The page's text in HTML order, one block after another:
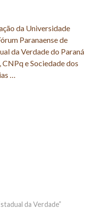
da Universidade
Paranaense de
da Verdade do Paraná
e Sociedade dos
…
da Verdade”